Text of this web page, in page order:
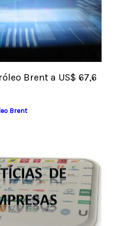
Brent a US$ 67,6
Brent